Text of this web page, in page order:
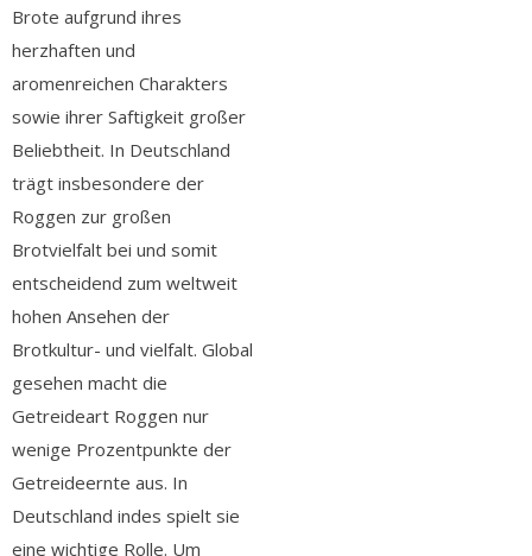
Brote aufgrund ihres
herzhaften und
aromenreichen Charakters
sowie ihrer Saftigkeit großer
Beliebtheit. In Deutschland
trägt insbesondere der
Roggen zur großen
Brotvielfalt bei und somit
entscheidend zum weltweit
hohen Ansehen der
Brotkultur- und vielfalt. Global
gesehen macht die
Getreideart Roggen nur
wenige Prozentpunkte der
Getreideernte aus. In
Deutschland indes spielt sie
eine wichtige Rolle. Um